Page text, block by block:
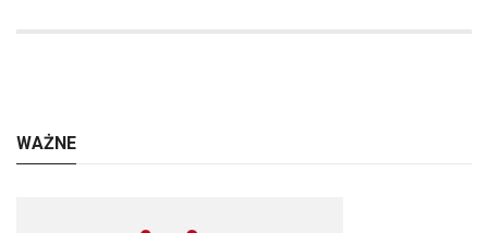
WAŻNE